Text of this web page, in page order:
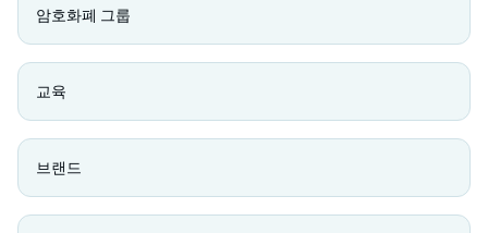
암호화폐 그룹
교육
브랜드